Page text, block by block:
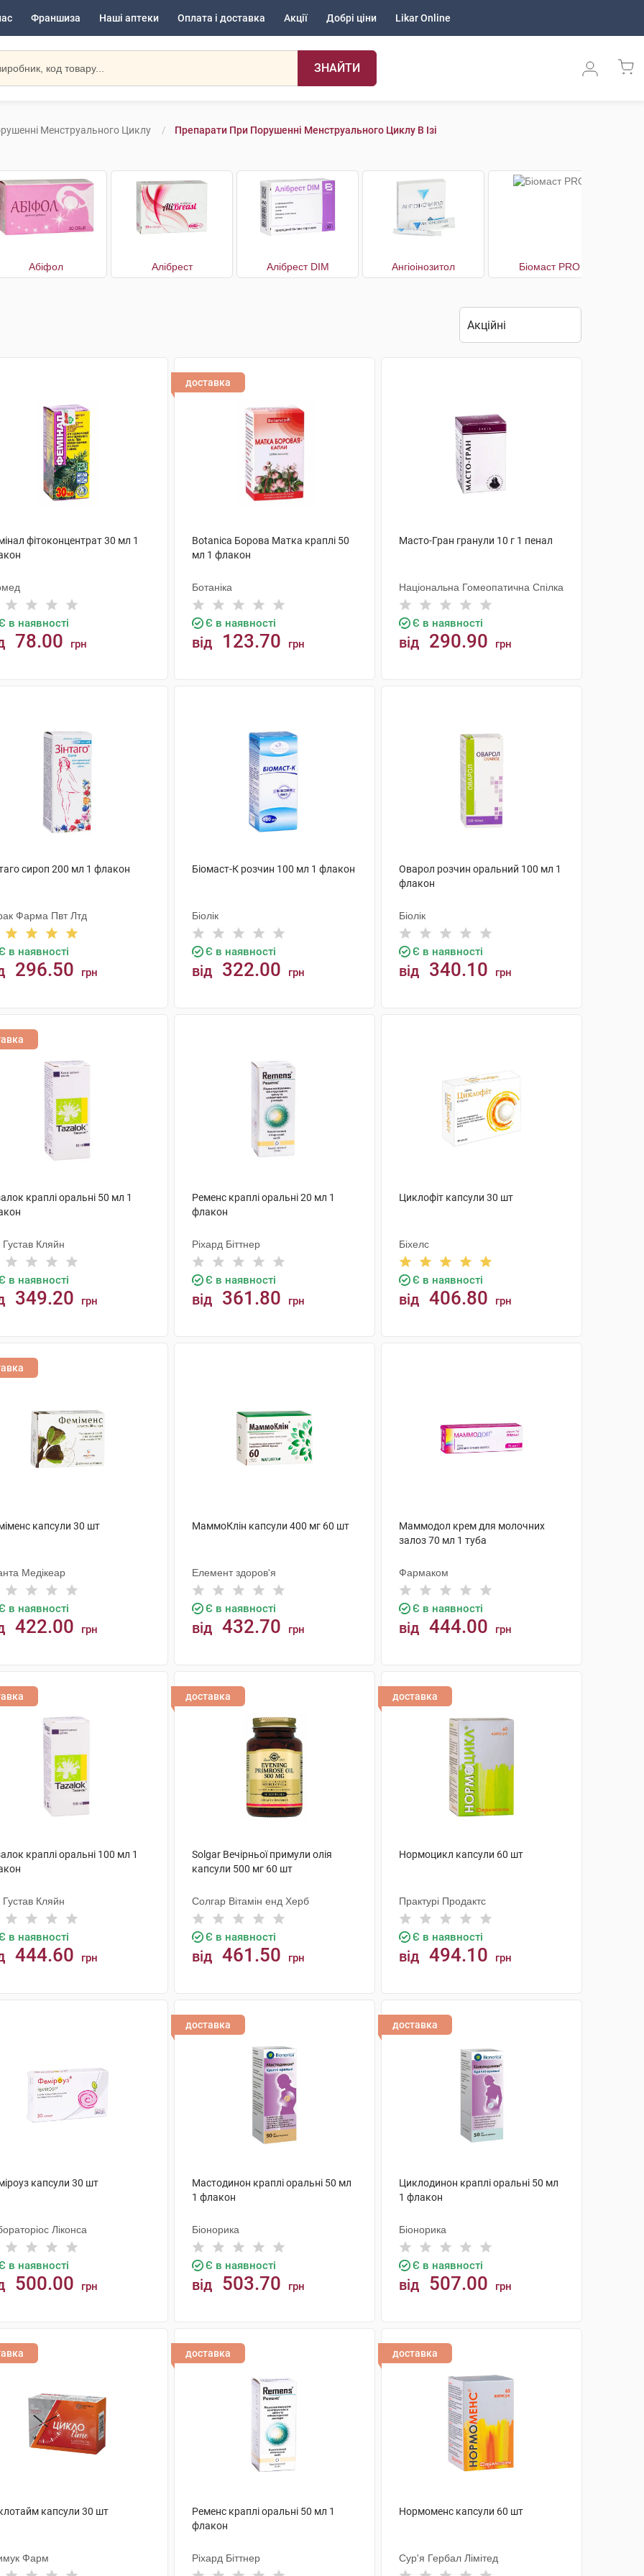
Франшиза Наші аптеки Оплата і доставка Акції Добрі ціни Likar Online
ЗНАЙТИ
Менструального Циклу Препарати При Порушенні Менструального Циклу В Ізі
Абіфол Алібрест Алібрест DIM Ангіоінозитол Біомаст PRO
фітоконцентрат 30 мл 1
в наявності
78.00 грн
доставка
Botanica Борова Матка краплі 50
мл 1 флакон
Ботаніка
Є в наявності
від 123.70 грн
Масто-Гран гранули 10 г 1 пенал
Національна Гомеопатична Спілка
Є в наявності
від 290.90 грн
сироп 200 мл 1 флакон
Фарма Пвт Лтд
в наявності
296.50 грн
Біомаст-К розчин 100 мл 1 флакон
Біолік
Є в наявності
від 322.00 грн
Оварол розчин оральний 100 мл 1
флакон
Біолік
Є в наявності
від 340.10 грн
краплі оральні 50 мл 1
Кляйн
в наявності
349.20 грн
Ременс краплі оральні 20 мл 1
флакон
Ріхард Біттнер
Є в наявності
від 361.80 грн
Циклофіт капсули 30 шт
Біхелс
Є в наявності
від 406.80 грн
капсули 30 шт
Медікеар
в наявності
422.00 грн
МаммоКлін капсули 400 мг 60 шт
Елемент здоров'я
Є в наявності
від 432.70 грн
Маммодол крем для молочних
залоз 70 мл 1 туба
Фармаком
Є в наявності
від 444.00 грн
краплі оральні 100 мл 1
Кляйн
в наявності
444.60 грн
доставка
Solgar Вечірньої примули олія
капсули 500 мг 60 шт
Солгар Вітамін енд Херб
Є в наявності
від 461.50 грн
доставка
Нормоцикл капсули 60 шт
Практурі Продактс
Є в наявності
від 494.10 грн
капсули 30 шт
Ліконса
в наявності
500.00 грн
доставка
Мастодинон краплі оральні 50 мл
1 флакон
Біонорика
Є в наявності
від 503.70 грн
доставка
Циклодинон краплі оральні 50 мл
1 флакон
Біонорика
Є в наявності
від 507.00 грн
капсули 30 шт
Фарм
доставка
Ременс краплі оральні 50 мл 1
флакон
Ріхард Біттнер
доставка
Нормоменс капсули 60 шт
Сур'я Гербал Лімітед